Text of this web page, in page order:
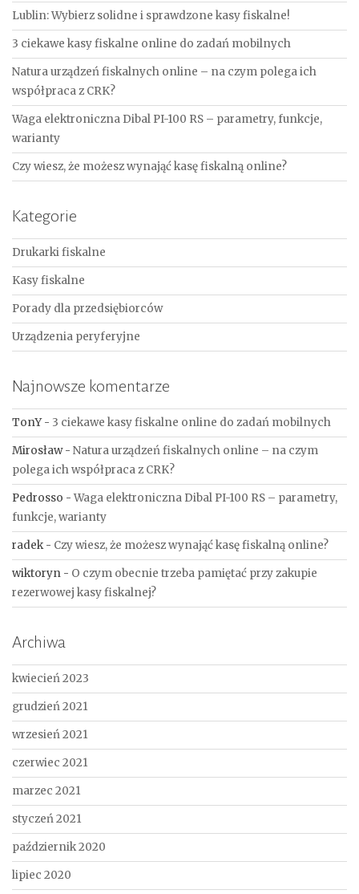
Lublin: Wybierz solidne i sprawdzone kasy fiskalne!
3 ciekawe kasy fiskalne online do zadań mobilnych
Natura urządzeń fiskalnych online – na czym polega ich
współpraca z CRK?
Waga elektroniczna Dibal PI-100 RS – parametry, funkcje,
warianty
Czy wiesz, że możesz wynająć kasę fiskalną online?
Kategorie
Drukarki fiskalne
Kasy fiskalne
Porady dla przedsiębiorców
Urządzenia peryferyjne
Najnowsze komentarze
TonY- 3 ciekawe kasy fiskalne online do zadań mobilnych
Mirosław- Natura urządzeń fiskalnych online – na czym
polega ich współpraca z CRK?
Pedrosso -Waga elektroniczna Dibal PI-100 RS – parametry,
funkcje, warianty
radek- Czy wiesz, że możesz wynająć kasę fiskalną online?
wiktoryn - O czym obecnie trzeba pamiętać przy zakupie
rezerwowej kasy fiskalnej?
Archiwa
kwiecień 2023
grudzień 2021
wrzesień 2021
czerwiec 2021
marzec 2021
styczeń 2021
październik 2020
lipiec 2020